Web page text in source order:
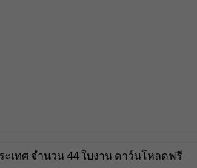
ะเทศ จำนวน 44 ใบงาน ดาว์นโหลดฟรี